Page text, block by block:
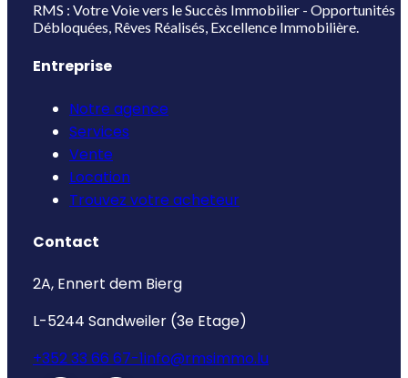
RMS : Votre Voie vers le Succès Immobilier - Opportunités
Débloquées, Rêves Réalisés, Excellence Immobilière.
Entreprise
Notre agence
Services
Vente
Location
Trouvez votre acheteur
Contact
2A, Ennert dem Bierg
L-5244 Sandweiler (3e Etage)
+352 33 66 67-1info@rmsimmo.lu